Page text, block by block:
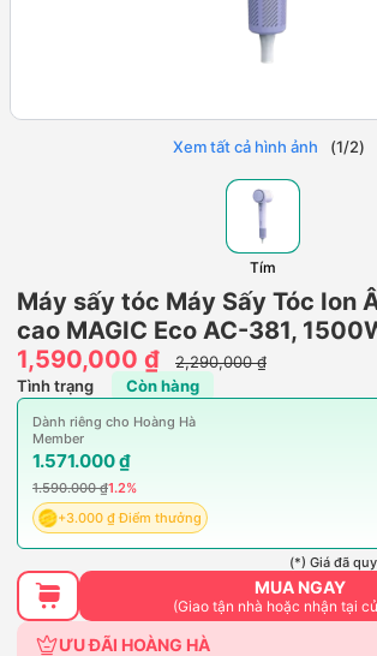
Xem tất cả hình ảnh (1/2)
Tím
Máy sấy tóc Máy Sấy Tóc Ion
cao MAGIC Eco AC-381,
1,590,000 ₫
2,290,000 ₫
Tình trạng Còn hàng
Dành riêng cho Hoàng Hà
Member
1.571.000 ₫
1.590.000 ₫1.2%
+3.000 ₫ Điểm thưởng
(*) Giá đã
MUA NGAY
(Giao tận nhà hoặc nhận tại
ƯU ĐÃI HOÀNG HÀ